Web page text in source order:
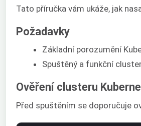
Tato příručka vám ukáže, jak
Požadavky
Základní porozumění
Spuštěný a funkční
Ověření clusteru
Před spuštěním se doporučuje